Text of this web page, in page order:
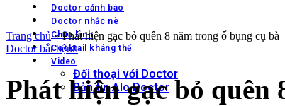
Doctor cảnh báo
Doctor nhắc nè
Chữa lành
Cocktail kháng thể
Video
Đối thoại với Doctor
Bản tin Alo Doctor
Trang chủ»Phát hiện gạc bỏ quên 8 năm trong ổ bụng cụ bà
Doctor bắt bệnh
Phát hiện gạc bỏ quên